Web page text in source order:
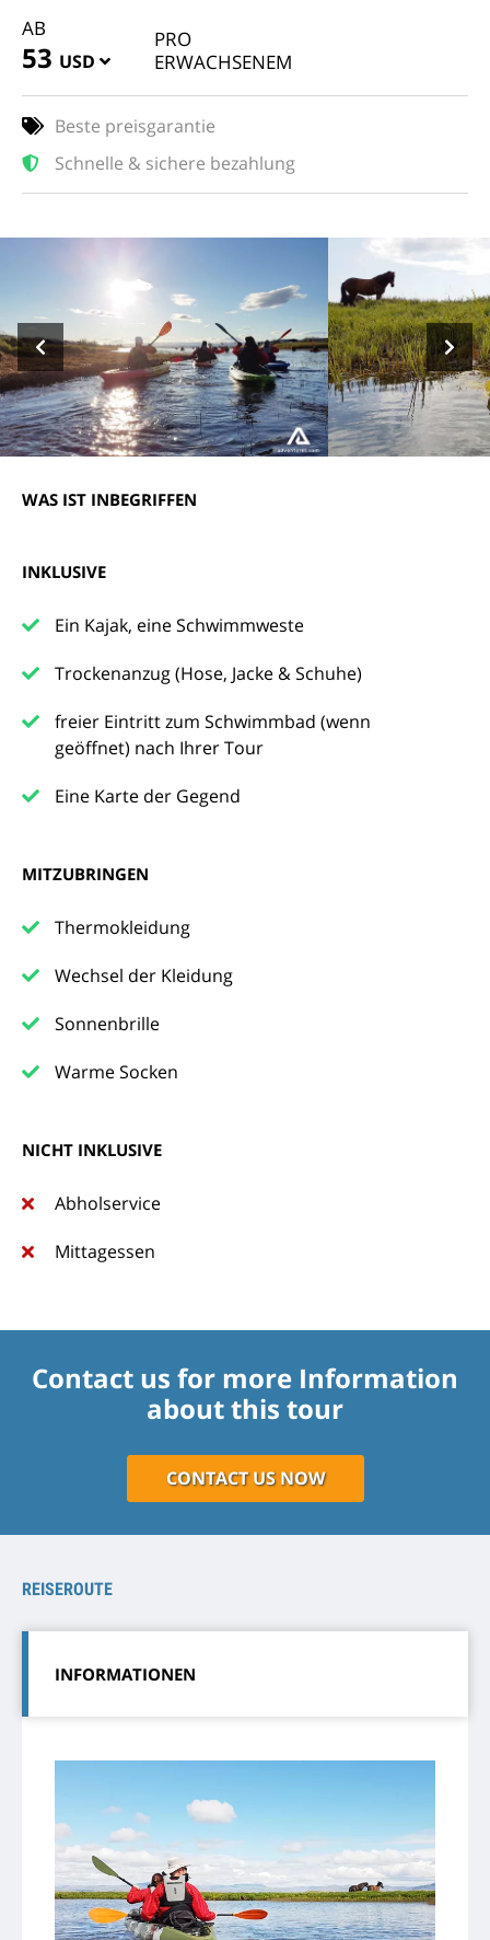
AB
53 USD
PRO
ERWACHSENEM
Beste preisgarantie
Schnelle & sichere bezahlung
WAS IST INBEGRIFFEN
INKLUSIVE
Ein Kajak, eine Schwimmweste
Trockenanzug (Hose, Jacke & Schuhe)
freier Eintritt zum Schwimmbad (wenn
geöffnet) nach Ihrer Tour
Eine Karte der Gegend
MITZUBRINGEN
Thermokleidung
Wechsel der Kleidung
Sonnenbrille
Warme Socken
NICHT INKLUSIVE
Abholservice
Mittagessen
Contact us for more Information
about this tour
CONTACT US NOW
REISEROUTE
INFORMATIONEN